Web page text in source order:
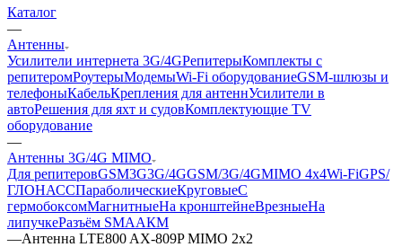
Каталог
—
Антенны
Усилители интернета 3G/4GРепитерыКомплекты с
репитеромРоутерыМодемыWi-Fi оборудованиеGSM-шлюзы и
телефоныКабельКрепления для антеннУсилители в
автоРешения для яхт и судовКомплектующие TV
оборудование
—
Антенны 3G/4G MIMO
Для репитеровGSM3G3G/4GGSM/3G/4GMIMO 4x4Wi-FiGPS/
ГЛОНАССПараболическиеКруговыеС
гермобоксомМагнитныеНа кронштейнеВрезныеНа
липучкеРазъём SMAАКМ
—Антенна LTE800 AX-809P MIMO 2x2